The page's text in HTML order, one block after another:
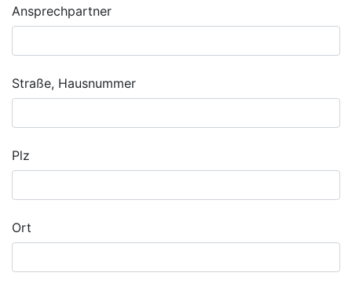
Ansprechpartner
Straße, Hausnummer
Plz
Ort